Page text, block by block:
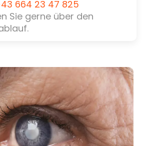
664 23 47 825
Sie gerne über den